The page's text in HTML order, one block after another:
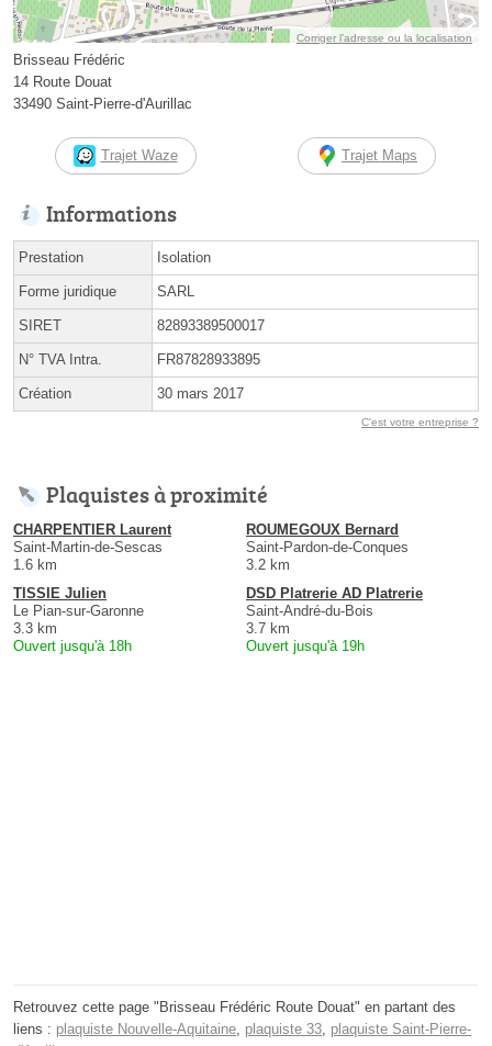
Corriger l’adresse ou la localisation
Brisseau Frédéric
14 Route Douat
33490 Saint-Pierre-d'Aurillac
Trajet Waze Trajet Maps
Informations
Prestation Isolation
Forme juridique SARL
SIRET 82893389500017
N° TVA Intra. FR87828933895
Création 30 mars 2017
C'est votre entreprise ?
Plaquistes à proximité
CHARPENTIER Laurent
Saint-Martin-de-Sescas
1.6 km
ROUMEGOUX Bernard
Saint-Pardon-de-Conques
3.2 km
TISSIE Julien
Le Pian-sur-Garonne
3.3 km
Ouvert jusqu'à 18h
DSD Platrerie AD Platrerie
Saint-André-du-Bois
3.7 km
Ouvert jusqu'à 19h
Retrouvez cette page "Brisseau Frédéric Route Douat" en partant des
liens : plaquiste Nouvelle-Aquitaine, plaquiste 33, plaquiste Saint-Pierre-